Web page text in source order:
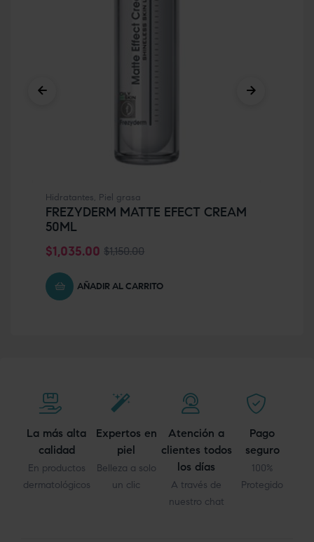
Hidratantes, Piel grasa
FREZYDERM MATTE EFECT CREAM
50ML
$1,150.00
$1,035.00
AÑADIR AL CARRITO
La más alta
calidad
En productos
dermatológicos
Expertos en
piel
Belleza a solo
un clic
Atención a
clientes todos
los días
A través de
nuestro chat
Pago
seguro
100%
Protegido